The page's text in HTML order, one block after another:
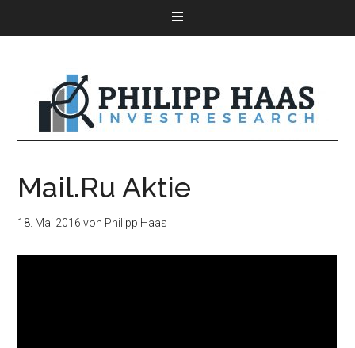
Mail.Ru Aktie
18. Mai 2016 von Philipp Haas